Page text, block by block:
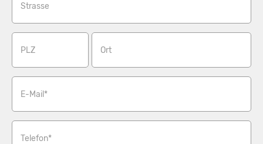
Strasse
PLZ Ort
E-Mail*
Telefon*